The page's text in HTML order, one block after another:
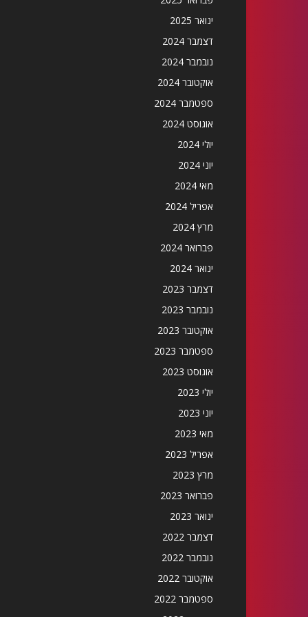
ינואר 2025
דצמבר 2024
נובמבר 2024
אוקטובר 2024
ספטמבר 2024
אוגוסט 2024
יולי 2024
יוני 2024
מאי 2024
אפריל 2024
מרץ 2024
פברואר 2024
ינואר 2024
דצמבר 2023
נובמבר 2023
אוקטובר 2023
ספטמבר 2023
אוגוסט 2023
יולי 2023
יוני 2023
מאי 2023
אפריל 2023
מרץ 2023
פברואר 2023
ינואר 2023
דצמבר 2022
נובמבר 2022
אוקטובר 2022
ספטמבר 2022